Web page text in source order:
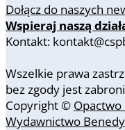
Dołącz do naszych
Wspieraj naszą
Kontakt:
Wszelkie prawa
bez zgody jest
Copyright ©
Wydawnictwo